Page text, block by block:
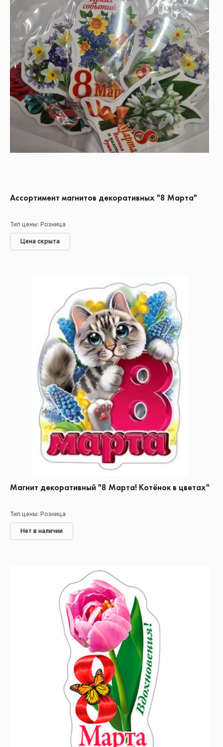
Ассортимент магнитов декоративных "8 Марта"
Тип цены: Розница
Цена скрыта
Магнит декоративный "8 Марта! Котёнок в цветах"
Тип цены: Розница
Нет в наличии